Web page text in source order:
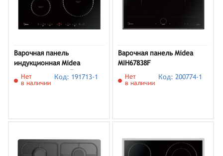
Варочная панель
индукционная Midea
MIH64516F, черный
Нет
в наличии
Код: 191713-1
Варочная панель Midea
MIH67838F
Нет
в наличии
Код: 200774-1